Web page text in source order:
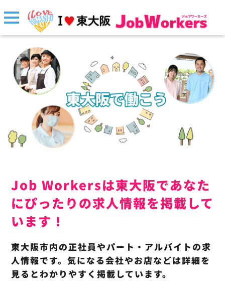
Job Workersは東大阪であなた
にぴったりの求人情報を掲載して
います！
東大阪市内の正社員やパート・アルバイトの求
人情報です。気になる会社やお店などは詳細を
見るとわかりやすく掲載しています。